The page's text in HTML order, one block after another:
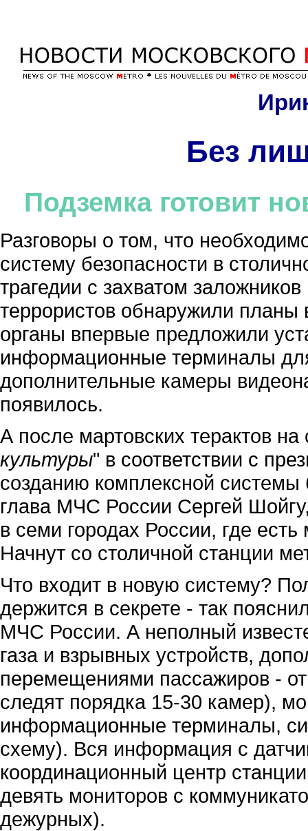
Без
Подземка готовит
Разговоры о том, что
систему безопасности в
трагедии с захватом
террористов обнаружили планы
органы впервые предложили
информационные терминалы
дополнительные камеры
появилось.
А после мартовских терактов
культуры" в соответствии с
созданию комплексной системы
глава МЧС России Сергей
в семи городах России, где
Начнут со столичной станции
Что входит в новую систему?
держится в секрете - так
МЧС России. А неполный
газа и взрывных устройств,
перемещениями пассажиров -
следят порядка 15-30 камер),
информационные терминалы,
схему). Вся информация с
координационный центр
девять мониторов с
дежурных).